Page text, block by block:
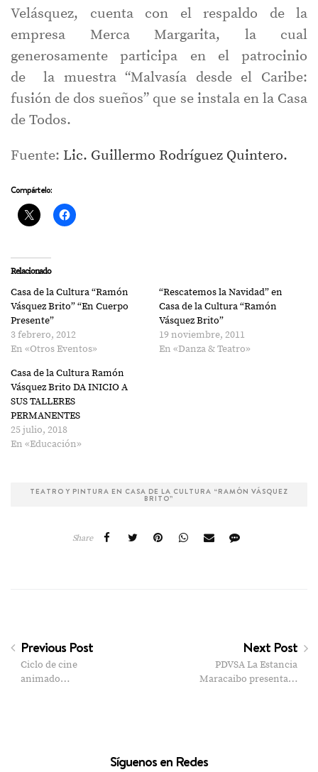
Velásquez, cuenta con el respaldo de la
empresa Merca Margarita, la cual
generosamente participa en el patrocinio
de la muestra “Malvasía desde el Caribe:
fusión de dos sueños” que se instala en la Casa
de Todos.
Fuente: Lic. Guillermo Rodríguez Quintero.
Compártelo:
Relacionado
Casa de la Cultura “Ramón
Vásquez Brito” “En Cuerpo
Presente”
3 febrero, 2012
En «Otros Eventos»
“Rescatemos la Navidad” en
Casa de la Cultura “Ramón
Vásquez Brito”
19 noviembre, 2011
En «Danza & Teatro»
Casa de la Cultura Ramón
Vásquez Brito DA INICIO A
SUS TALLERES
PERMANENTES
25 julio, 2018
En «Educación»
TEATRO Y PINTURA EN CASA DE LA CULTURA “RAMÓN VÁSQUEZ
BRITO”
Share
Previous Post
Ciclo de cine
animado…
Next Post
PDVSA La Estancia
Maracaibo presenta…
Síguenos en Redes